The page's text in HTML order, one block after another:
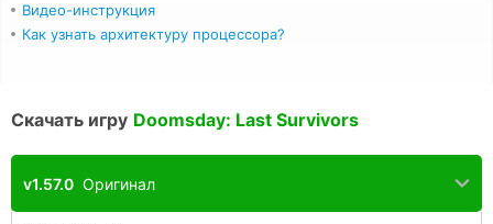
Видео-инструкция
Как узнать архитектуру процессора?
Скачать игру Doomsday: Last Survivors
v1.57.0 Оригинал